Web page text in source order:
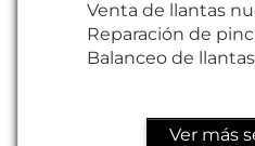
Venta de llantas
Reparación de
Balanceo de llantas
Ver más